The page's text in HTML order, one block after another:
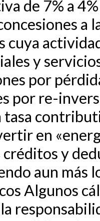
de 7% a
a
cuya
y
por
por re-
tasa
en
y
aun más
Algunos